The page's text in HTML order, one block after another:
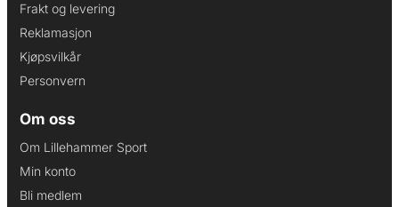
Frakt og levering
Reklamasjon
Kjøpsvilkår
Personvern
Om oss
Om Lillehammer Sport
Min konto
Bli medlem